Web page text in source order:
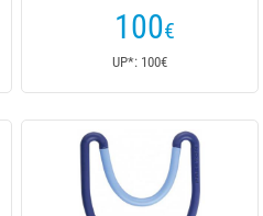
100€
UP*: 100€